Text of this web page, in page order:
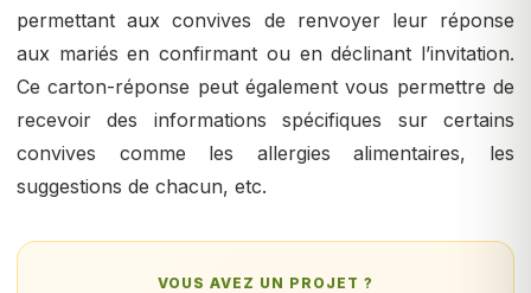
permettant aux convives de renvoyer leur réponse
aux mariés en confirmant ou en déclinant l’invitation.
Ce carton-réponse peut également vous permettre de
recevoir des informations spécifiques sur certains
convives comme les allergies alimentaires, les
suggestions de chacun, etc.
VOUS AVEZ UN PROJET ?